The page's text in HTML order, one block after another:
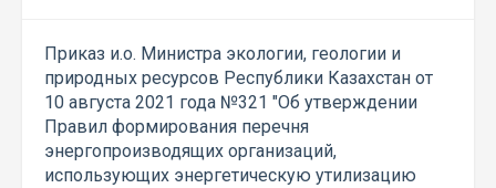
Приказ и.о. Министра экологии, геологии и
природных ресурсов Республики Казахстан от
10 августа 2021 года №321 "Об утверждении
Правил формирования перечня
энергопроизводящих организаций,
использующих энергетическую утилизацию